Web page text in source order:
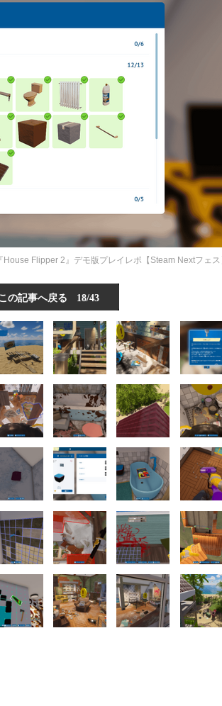
Flipper 2』デモ版プレイレポ【Steam Nextフェス
この記事へ戻る 18/43